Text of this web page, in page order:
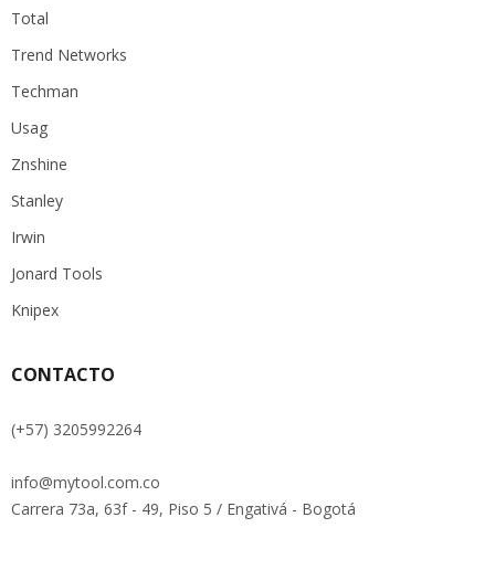
Total
Trend Networks
Techman
Usag
Znshine
Stanley
Irwin
Jonard Tools
Knipex
CONTACTO
(+57) 3205992264
info@mytool.com.co
Carrera 73a, 63f - 49, Piso 5 / Engativá - Bogotá